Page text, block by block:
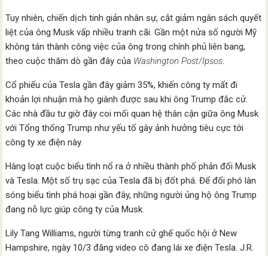
Tuy nhiên, chiến dịch tinh giản nhân sự, cắt giảm ngân sách quyết
liệt của ông Musk vấp nhiều tranh cãi. Gần một nửa số người Mỹ
không tán thành công việc của ông trong chính phủ liên bang,
theo cuộc thăm dò gần đây của Washington Post/Ipsos.
Cổ phiếu của Tesla gần đây giảm 35%, khiến công ty mất đi
khoản lợi nhuận mà họ giành được sau khi ông Trump đắc cử.
Các nhà đầu tư giờ đây coi mối quan hệ thân cận giữa ông Musk
với Tổng thống Trump như yếu tố gây ảnh hưởng tiêu cực tới
công ty xe điện này.
Hàng loạt cuộc biểu tình nổ ra ở nhiều thành phố phản đối Musk
và Tesla. Một số trụ sạc của Tesla đã bị đốt phá. Để đối phó làn
sóng biểu tình phá hoại gần đây, những người ủng hộ ông Trump
đang nỗ lực giúp công ty của Musk.
Lily Tang Williams, người từng tranh cử ghế quốc hội ở New
Hampshire, ngày 10/3 đăng video cô đang lái xe điện Tesla. J.R.